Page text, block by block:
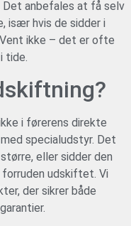
Det anbefales at få selv
især hvis de sidder i
ikke – det er ofte
tide.
i førerens direkte
specialudstyr. Det
eller sidder den
udskiftet. Vi
der sikrer både